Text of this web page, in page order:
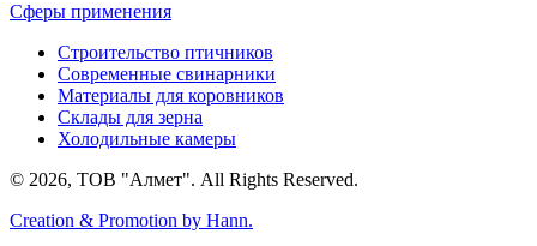
Сферы применения
Строительство птичников
Современные свинарники
Материалы для коровников
Склады для зерна
Холодильные камеры
© 2026, ТОВ "Алмет". All Rights Reserved.
Creation & Promotion by Hann.